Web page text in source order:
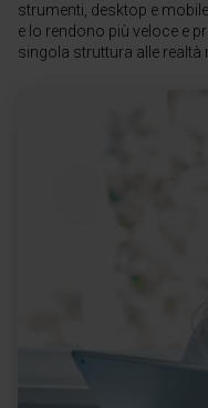
strumenti, desktop e
e lo rendono più veloce e
singola struttura alle realtà